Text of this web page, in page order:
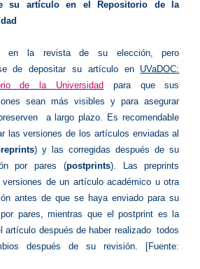
su artículo en el Repositorio de la
en la revista de su elección, pero
de depositar su artículo en UVaDOC:
de la Universidad para que sus
sean más visibles y para asegurar
a largo plazo. Es recomendable
las versiones de los artículos enviadas al
) y las corregidas después de su
por pares (postprints). Las preprints
de un artículo académico u otra
antes de que se haya enviado para su
pares, mientras que el postprint es la
artículo después de haber realizado todos
después de su revisión. [Fuente: